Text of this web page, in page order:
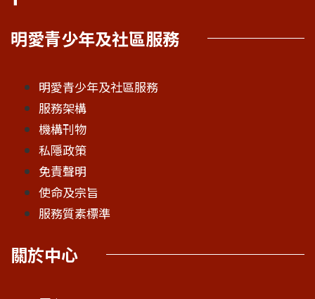
明愛青少年及社區服務
明愛青少年及社區服務
服務架構
機構刊物
私隱政策
免責聲明
使命及宗旨
服務質素標準
關於中心